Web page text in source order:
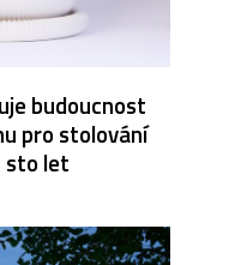
budoucnost
pro stolování
sto let